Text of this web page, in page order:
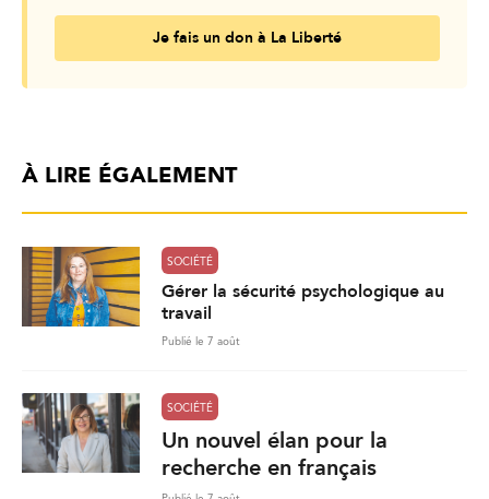
Je fais un don à La Liberté
À LIRE ÉGALEMENT
SOCIÉTÉ
Gérer la sécurité psychologique au
travail
Publié le 7 août
SOCIÉTÉ
Un nouvel élan pour la
recherche en français